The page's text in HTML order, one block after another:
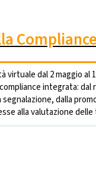
dal 2 maggio al
integrata: dal
dalla
alla valutazione